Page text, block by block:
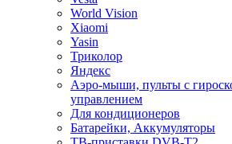
World Vision
Xiaomi
Yasin
Триколор
Яндекс
Аэро-мыши, пульты с
управлением
Для кондиционеров
Батарейки, Аккумуляторы